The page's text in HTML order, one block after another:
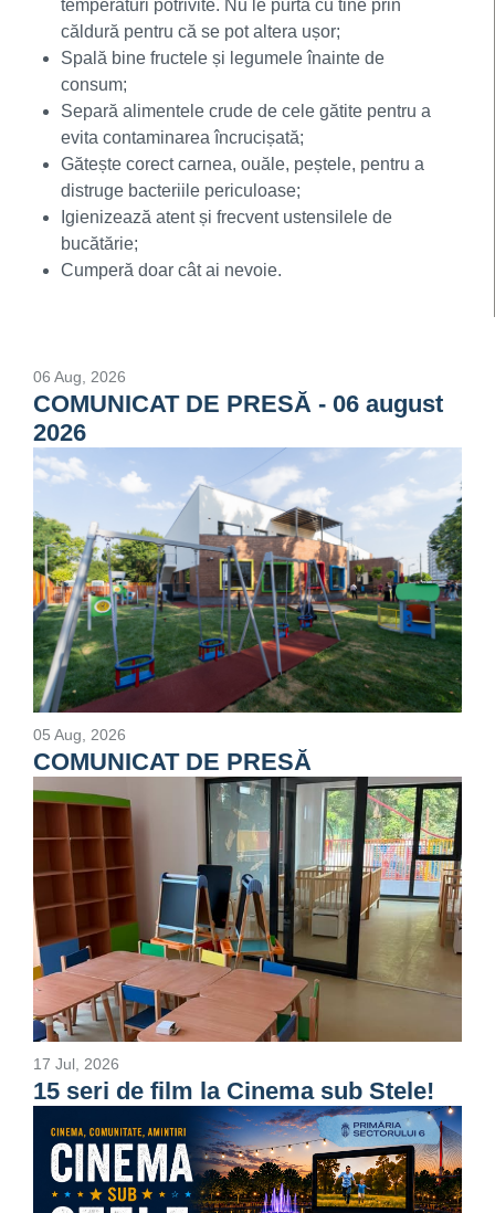
temperaturi potrivite. Nu le purta cu tine prin
căldură pentru că se pot altera ușor;
Spală bine fructele și legumele înainte de
consum;
Separă alimentele crude de cele gătite pentru a
evita contaminarea încrucișată;
Gătește corect carnea, ouăle, peștele, pentru a
distruge bacteriile periculoase;
Igienizează atent și frecvent ustensilele de
bucătărie;
Cumperă doar cât ai nevoie.
06 Aug, 2026
COMUNICAT DE PRESĂ - 06 august
2026
05 Aug, 2026
COMUNICAT DE PRESĂ
17 Jul, 2026
15 seri de film la Cinema sub Stele!